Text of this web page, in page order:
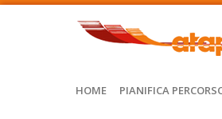
HOME PIANIFICA